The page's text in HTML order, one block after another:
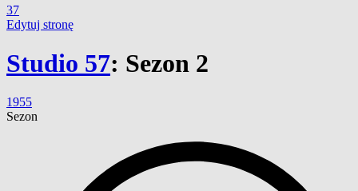
37
Edytuj stronę
Studio 57: Sezon 2
1955
Sezon